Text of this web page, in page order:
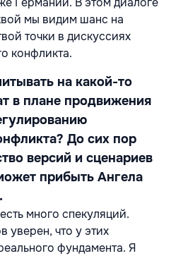
мы видим шанс на
точки в дискуссиях
конфликта.
на какой-то
в плане продвижения
До сих пор
версий и сценариев
прибыть Ангела
много спекуляций.
уверен, что у этих
фундамента. Я